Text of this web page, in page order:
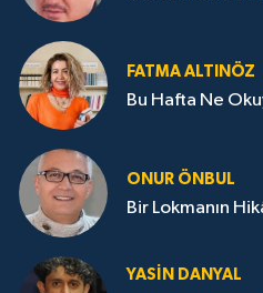
FATMA ALTINÖZ
Bu Hafta Ne
ONUR ÖNBUL
Bir Lokmanın
YASIN DANYAL